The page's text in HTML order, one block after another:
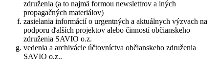
združenia (a to najmä formou newslettrov a iných
propagačných materiálov)
zasielania informácií o urgentných a aktuálnych výzvach na
podporu ďalších projektov alebo činností občianskeho
združenia SAVIO o.z.
vedenia a archivácie účtovníctva občianskeho združenia
SAVIO o.z..